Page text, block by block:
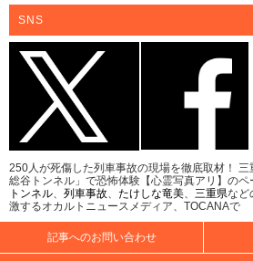
SNS
250人が死傷した列車事故の現場を徹底取材！
総谷トンネル」で恐怖体験【心霊写真アリ】のペ
トンネル、 列車事故、 たけしな竜美、 三重県など
激するオカルトニュースメディア、TOCANAで
記事へのお問い合わせ